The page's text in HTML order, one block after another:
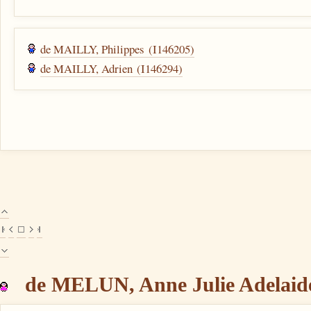
de MAILLY, Philippes (I146205)
de MAILLY, Adrien (I146294)
de MELUN, Anne Julie